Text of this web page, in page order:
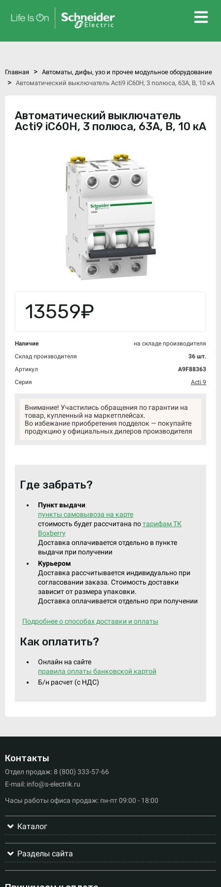
Главная > Автоматы, дифы, узо и прочее модульное оборудование
> Автоматический выключатель Acti9 iC60H, 3 полюса, 63А, В, 10 кА
Автоматический выключатель
Acti9 iC60H, 3 полюса, 63А, В, 10 кА
13559₽
Наличие
на складе производителя
Склад производителя
36 шт.
Артикул
A9F88363
Серия
Acti 9
Внимание! Участились обращения по гарантии на
товар, купленный на маркетплейсах.
Во избежание приобретения подделок — покупайте
продукцию у официальных дилеров производителя
Где забрать?
Пункт выдачи
пункты самовывоза на карте
стоимость будет рассчитана потарифам ТК
Boxberry
Доставка оплачивается отдельно в пункте
выдачи при получении
Курьером
Доставка рассчитывается индивидуально при
согласовании заказа. Стоимость доставки
зависит от размера упаковки.
Доставка оплачивается отдельно при получении
Подробнее о способах доставки и оплаты
Как оплатить?
Онлайн на сайте
правила оплаты банковской картой
Б/н расчет (c НДС)
Контакты
Отдел продаж: 8 (800) 333-57-66
E-mail: info@s-electrik.ru
Часы работы офиса продаж: пн-пт 09:00 - 18:00
Каталог
Разделы сайта